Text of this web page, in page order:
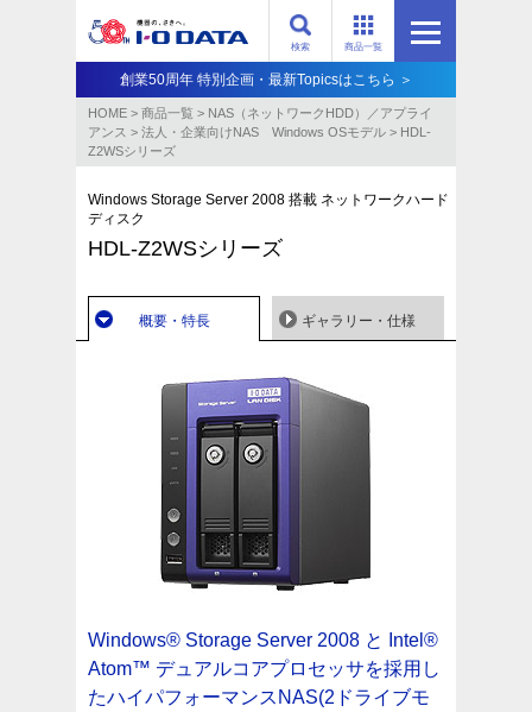
商品一覧
検索
創業50周年 特別企画・最新Topicsはこちら ＞
HOME > 商品一覧 > NAS（ネットワークHDD）／アプライ
アンス​ > 法人・企業向けNAS Windows OSモデル > HDL-
Z2WSシリーズ
Windows Storage Server 2008 搭載 ネットワークハード
ディスク
HDL-Z2WSシリーズ
概要・特長 ギャラリー・仕様
Windows® Storage Server 2008 と Intel®
Atom™ デュアルコアプロセッサを採用し
たハイパフォーマンスNAS(2ドライブモ